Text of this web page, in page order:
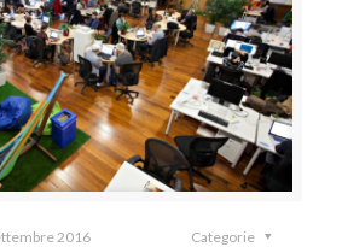
2016 Categorie